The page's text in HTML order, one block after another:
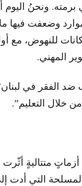
برمته. ونحنُ
وضعفت فيها
للنهوض، مع
المهني.
الفقر في
خلال التعليم”.
متتاليةٍ أثّرت
التي أدت